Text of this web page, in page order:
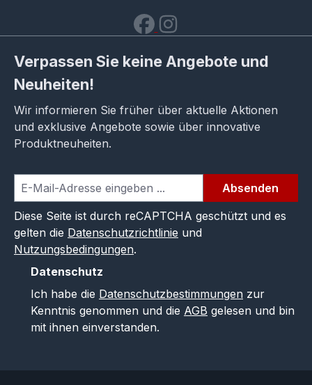
Verpassen Sie keine Angebote und
Neuheiten!
Wir informieren Sie früher über aktuelle Aktionen
und exklusive Angebote sowie über innovative
Produktneuheiten.
Absenden
Diese Seite ist durch reCAPTCHA geschützt und es
gelten die Datenschutzrichtlinie und
Nutzungsbedingungen.
Datenschutz
Ich habe die Datenschutzbestimmungen zur
Kenntnis genommen und die AGB gelesen und bin
mit ihnen einverstanden.